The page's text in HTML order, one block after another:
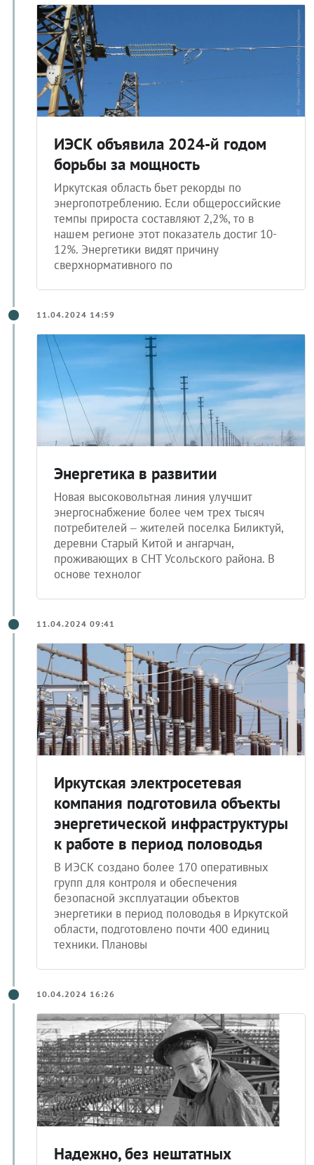
ИЭСК объявила 2024-й годом
борьбы за мощность
Иркутская область бьет рекорды по
энергопотреблению. Если общероссийские
темпы прироста составляют 2,2%, то в
нашем регионе этот показатель достиг 10-
12%. Энергетики видят причину
сверхнормативного по
11.04.2024 14:59
Энергетика в развитии
Новая высоковольтная линия улучшит
энергоснабжение более чем трех тысяч
потребителей – жителей поселка Биликтуй,
деревни Старый Китой и ангарчан,
проживающих в СНТ Усольского района. В
основе технолог
11.04.2024 09:41
Иркутская электросетевая
компания подготовила объекты
энергетической инфраструктуры
к работе в период половодья
В ИЭСК создано более 170 оперативных
групп для контроля и обеспечения
безопасной эксплуатации объектов
энергетики в период половодья в Иркутской
области, подготовлено почти 400 единиц
техники. Плановы
10.04.2024 16:26
Надежно, без нештатных